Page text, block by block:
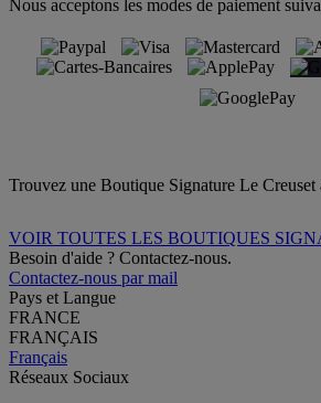
Nous acceptons les modes de paiement
Trouvez une Boutique Signature Le Creuset
VOIR TOUTES LES BOUTIQUES
Besoin d'aide ? Contactez-nous.
Contactez-nous par mail
Pays et Langue
FRANCE
FRANÇAIS
Français
Réseaux Sociaux